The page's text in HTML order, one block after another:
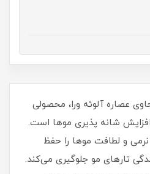
عصاره آلوئه ورا، محصولی
افزایش شانه‌ پذیری موها است.
نرمی و لطافت موها را حفظ
تارهای مو جلوگیری می‌کند.